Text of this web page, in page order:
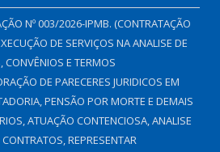
Nº 003/2026-IPMB. (CONTRATAÇÃO
DE SERVIÇOS NA ANALISE DE
CONVÊNIOS E TERMOS
DE PARECERES JURIDICOS EM
PENSÃO POR MORTE E DEMAIS
ATUAÇÃO CONTENCIOSA, ANALISE
REPRESENTAR